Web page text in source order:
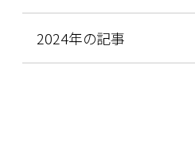
2024年の記事